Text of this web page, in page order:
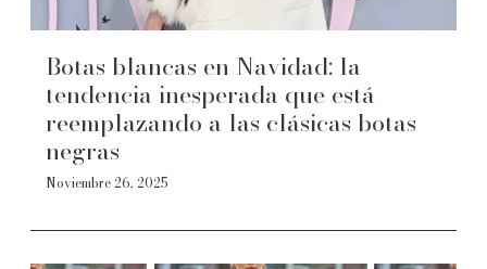
Botas blancas en Navidad: la
tendencia inesperada que está
reemplazando a las clásicas botas
negras
Noviembre 26, 2025